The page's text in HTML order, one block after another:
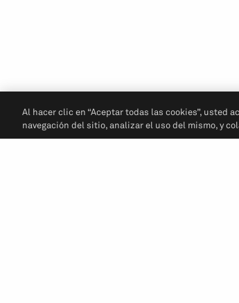
Al hacer clic en “Aceptar todas las cookies”, usted
navegación del sitio, analizar el uso del mismo, y